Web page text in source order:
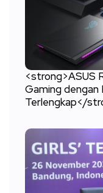
<strong>ASUS
Gaming dengan
Terlengkap</